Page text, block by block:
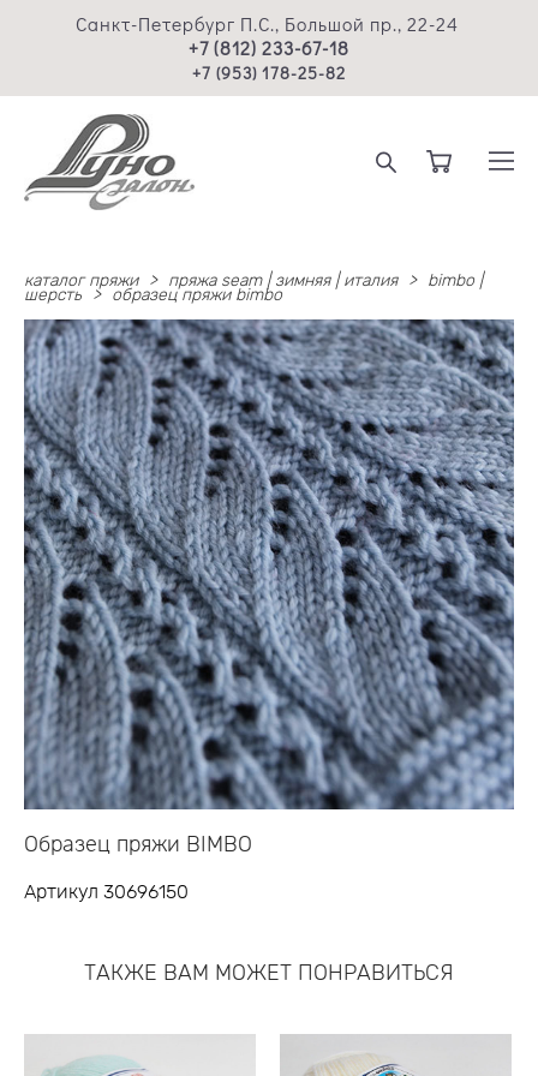
Санкт-Петербург П.С., Большой пр., 22-24
+7 (812) 233-67-18
+7 (953) 178-25-82
каталог пряжи > пряжа seam | зимняя | италия >
bimbo |
шерсть
> образец пряжи bimbo
Образец пряжи BIMBO
Артикул 30696150
ТАКЖЕ ВАМ МОЖЕТ ПОНРАВИТЬСЯ